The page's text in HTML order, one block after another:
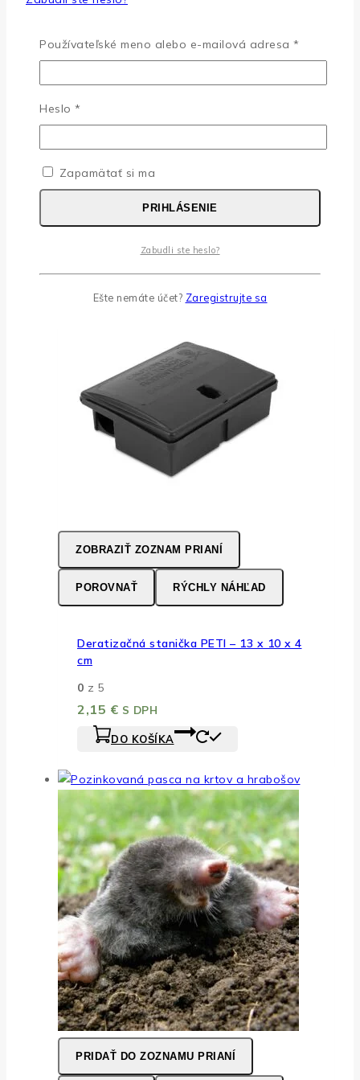
Etiketa prípravku v elektronickej forme podľa CLP
KBÚ
CLP Karta bezpečnostných údajov
ZOBRAZIŤ ZOZNAM PRIANÍ
POROVNAŤ RÝCHLY NÁHĽAD
Deratizačná stanička PETI – 13 x 10 x 4
cm
0 z 5
2,15 € S DPH
DO KOŠÍKA
PRIDAŤ DO ZOZNAMU PRIANÍ
Používateľské meno alebo e-mailová adresa *
Heslo *
Zapamätať si ma
PRIHLÁSENIE
Zabudli ste heslo?
Ešte nemáte účet? Zaregistrujte sa